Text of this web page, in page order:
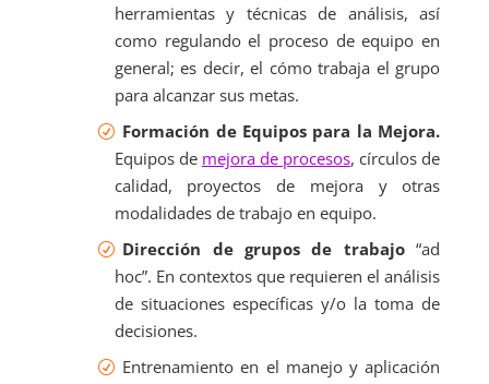
herramientas y técnicas de análisis, así
como regulando el proceso de equipo en
general; es decir, el cómo trabaja el grupo
para alcanzar sus metas.
Formación de Equipos para la Mejora.
Equipos de mejora de procesos, círculos de
calidad, proyectos de mejora y otras
modalidades de trabajo en equipo.
Dirección de grupos de trabajo“ad
hoc”. En contextos que requieren el análisis
de situaciones específicas y/o la toma de
decisiones.
Entrenamiento en el manejo y aplicación